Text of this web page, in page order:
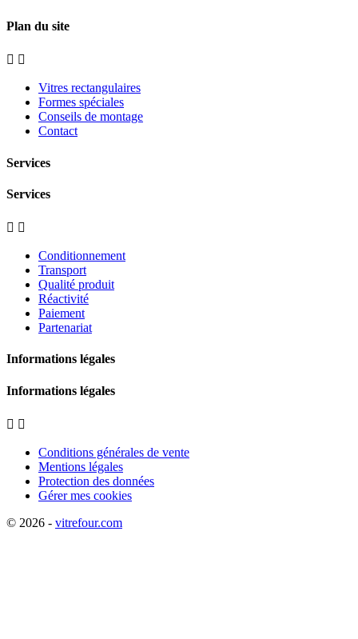
Plan du site
 
Vitres rectangulaires
Formes spéciales
Conseils de montage
Contact
Services
Services
 
Conditionnement
Transport
Qualité produit
Réactivité
Paiement
Partenariat
Informations légales
Informations légales
 
Conditions générales de vente
Mentions légales
Protection des données
Gérer mes cookies
© 2026 - vitrefour.com